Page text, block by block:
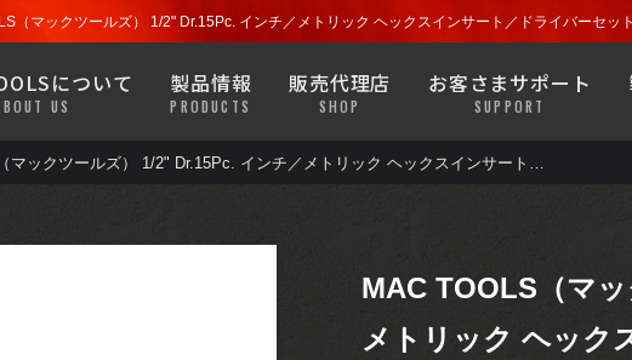
について
US
製品情報
PRODUCTS
ラチェット ソケット
診断機器・テス
販売代理店
SHOP
店から探す 店舗を探す
MACバンでもなかなか見
ウエア・グッズ類なども
お客さまサポート
SUPPORT
ラチェット ソケット
プライヤー ハンドツール
ブレーキ・ ホイ
店から探す
！
して検索できます。
店舗を探す
MACバンでもなかなか見
よくある質問 安全について
（マックツールズ） 1/2" Dr.15Pc. インチ／メトリック ヘックスインサート／ドライバーセ
MAC TOOLS（マックツールズ） 1/2" Dr.15Pc. インチ／メトリック ヘックスインサート／ドライバーセット | SVA15B | SVA15B
MAC TOOLS（マ
メトリック ヘック